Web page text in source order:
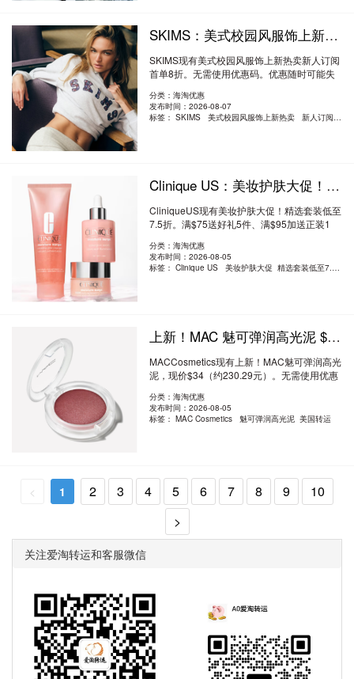
SKIMS：美式校园风服饰上新热卖 新人订阅首单8折
SKIMS现有美式校园风服饰上新热卖新人订阅
首单8折。无需使用优惠码。优惠随时可能失
分类：海淘优惠
发布时间：2026-08-07
标签：SKIMS 美式校园风服饰上新热卖 新人订阅首单8折
Clinique US：美妆护肤大促！精选套装低至7.5折 满送好礼5件+正装1件
CliniqueUS现有美妆护肤大促！精选套装低至
7.5折。满$75送好礼5件、满$95加送正装1
分类：海淘优惠
发布时间：2026-08-05
标签：Clinique US 美妆护肤大促 精选套装低至7.5折
上新！MAC 魅可弹润高光泥 $34（约230.29元）
MACCosmetics现有上新！MAC魅可弹润高光
泥，现价$34（约230.29元）。无需使用优惠
分类：海淘优惠
发布时间：2026-08-05
标签：MAC Cosmetics 魅可弹润高光泥 美国转运
< 1 2 3 4 5 6 7 8 9
10
>
关注爱淘转运和客服微信